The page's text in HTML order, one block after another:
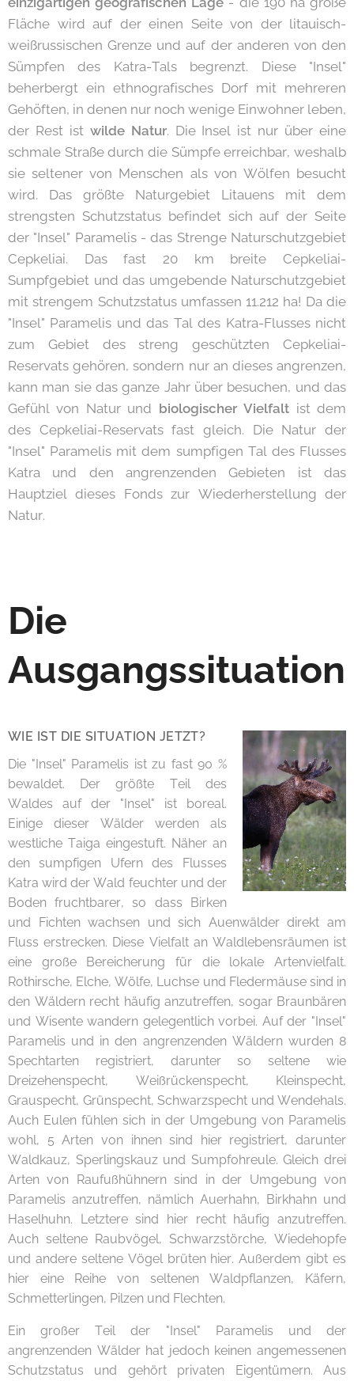
Fläche wird auf der einen Seite von der litauisch-
weißrussischen Grenze und auf der anderen von den
Sümpfen des Katra-Tals begrenzt. Diese "Insel"
beherbergt ein ethnografisches Dorf mit mehreren
Gehöften, in denen nur noch wenige Einwohner leben,
der Rest ist wilde Natur. Die Insel ist nur über eine
schmale Straße durch die Sümpfe erreichbar, weshalb
sie seltener von Menschen als von Wölfen besucht
wird. Das größte Naturgebiet Litauens mit dem
strengsten Schutzstatus befindet sich auf der Seite
der "Insel" Paramelis - das Strenge Naturschutzgebiet
Cepkeliai. Das fast 20 km breite Cepkeliai-
Sumpfgebiet und das umgebende Naturschutzgebiet
mit strengem Schutzstatus umfassen 11.212 ha! Da die
"Insel" Paramelis und das Tal des Katra-Flusses nicht
zum Gebiet des streng geschützten Cepkeliai-
Reservats gehören, sondern nur an dieses angrenzen,
kann man sie das ganze Jahr über besuchen, und das
Gefühl von Natur und biologischer Vielfalt ist dem
des Cepkeliai-Reservats fast gleich. Die Natur der
"Insel" Paramelis mit dem sumpfigen Tal des Flusses
Katra und den angrenzenden Gebieten ist das
Hauptziel dieses Fonds zur Wiederherstellung der
Natur.
Die
Ausgangssituation
WIE IST DIE SITUATION JETZT?
Die "Insel" Paramelis ist zu fast 90 %
bewaldet. Der größte Teil des
Waldes auf der "Insel" ist boreal.
Einige dieser Wälder werden als
westliche Taiga eingestuft. Näher an
den sumpfigen Ufern des Flusses
Katra wird der Wald feuchter und der
Boden fruchtbarer, so dass Birken
und Fichten wachsen und sich Auenwälder direkt am
Fluss erstrecken. Diese Vielfalt an Waldlebensräumen ist
eine große Bereicherung für die lokale Artenvielfalt.
Rothirsche, Elche, Wölfe, Luchse und Fledermäuse sind in
den Wäldern recht häufig anzutreffen, sogar Braunbären
und Wisente wandern gelegentlich vorbei. Auf der "Insel"
Paramelis und in den angrenzenden Wäldern wurden 8
Spechtarten registriert, darunter so seltene wie
Dreizehenspecht, Weißrückenspecht, Kleinspecht,
Grauspecht, Grünspecht, Schwarzspecht und Wendehals.
Auch Eulen fühlen sich in der Umgebung von Paramelis
wohl, 5 Arten von ihnen sind hier registriert, darunter
Waldkauz, Sperlingskauz und Sumpfohreule. Gleich drei
Arten von Raufußhühnern sind in der Umgebung von
Paramelis anzutreffen, nämlich Auerhahn, Birkhahn und
Haselhuhn. Letztere sind hier recht häufig anzutreffen.
Auch seltene Raubvögel, Schwarzstörche, Wiedehopfe
und andere seltene Vögel brüten hier. Außerdem gibt es
hier eine Reihe von seltenen Waldpflanzen, Käfern,
Schmetterlingen, Pilzen und Flechten.
Ein großer Teil der "Insel" Paramelis und der
angrenzenden Wälder hat jedoch keinen angemessenen
Schutzstatus und gehört privaten Eigentümern. Aus